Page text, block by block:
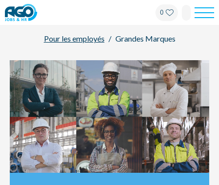
0
Pour les employés
Pour les employeurs
À propos d'AGO
Nouvelles
Bureaux
Mon AGO
Pour les employés Grandes Marques